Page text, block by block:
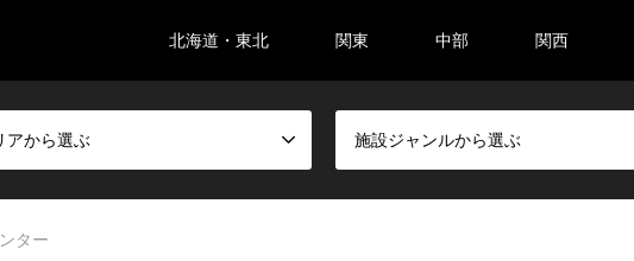
北海道・東北 関東 中部 関西
アから選ぶ 施設ジャンルから選ぶ
ター